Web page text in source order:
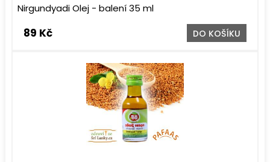
Nirgundyadi Olej - balení 35 ml
89 Kč DO KOŠÍKU